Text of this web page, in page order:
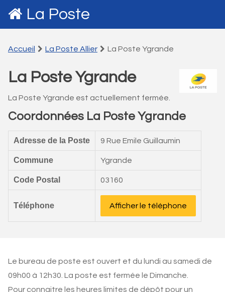
La Poste
Accueil La Poste Allier La Poste Ygrande
La Poste Ygrande
La Poste Ygrande est actuellement fermée.
Coordonnées La Poste Ygrande
Adresse de la Poste 9 Rue Emile Guillaumin
Commune Ygrande
Code Postal 03160
Téléphone Afficher le téléphone
Le bureau de poste est ouvert et du lundi au samedi de
09h00 à 12h30. La poste est fermée le Dimanche.
Pour connaitre les heures limites de dépôt pour un